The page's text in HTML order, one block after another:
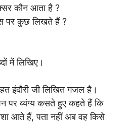
कौन आता है ?
पर कुछ लिखते हैं ?
में लिखिए।
इंदौरी जी लिखित गजल है।
पर व्यंग्य कसते हुए कहते हैं कि
आते हैं, पता नहीं अब वह किसे